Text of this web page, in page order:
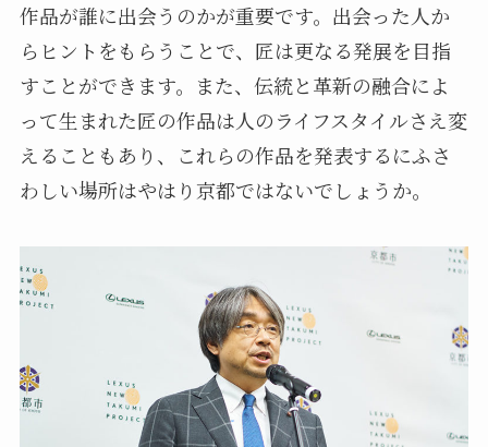
作品が誰に出会うのかが重要です。出会った人か
らヒントをもらうことで、匠は更なる発展を目指
すことができます。また、伝統と革新の融合によ
って生まれた匠の作品は人のライフスタイルさえ変
えることもあり、これらの作品を発表するにふさ
わしい場所はやはり京都ではないでしょうか。